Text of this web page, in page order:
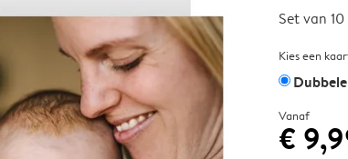
Set van
Kies een
Vanaf
€